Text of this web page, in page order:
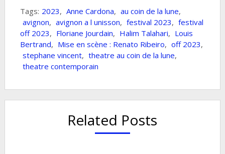
Tags: 2023, Anne Cardona, au coin de la lune,
avignon, avignon a l unisson, festival 2023, festival
off 2023, Floriane Jourdain, Halim Talahari, Louis
Bertrand, Mise en scène : Renato Ribeiro, off 2023,
stephane vincent, theatre au coin de la lune,
theatre contemporain
Related Posts